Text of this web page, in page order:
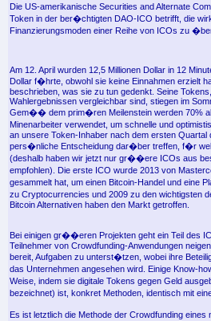
Die US-amerikanische Securities and Alternate
Token in der ber�chtigten DAO-ICO betrifft, die
Finanzierungsmoden einer Reihe von ICOs zu
Am 12. April wurden 12,5 Millionen Dollar in 12
Dollar f�hrte, obwohl sie keine Einnahmen erzielt
beschrieben, was sie zu tun gedenkt. Seine
Wahlergebnissen vergleichbar sind, stiegen im
Gem�� dem prim�ren Meilenstein werden 70%
Minenarbeiter verwendet, um schnelle und
an unsere Token-Inhaber nach dem ersten
pers�nliche Entscheidung dar�ber treffen, f�r
(deshalb haben wir jetzt nur gr��ere ICOs aus
empfohlen). Die erste ICO wurde 2013 von
gesammelt hat, um einen Bitcoin-Handel und eine
zu Cryptocurrencies und 2009 zu den wichtigsten
Bitcoin Alternativen haben den Markt getroffen.
Bei einigen gr��eren Projekten geht ein Teil des
Teilnehmer von Crowdfunding-Anwendungen
bereit, Aufgaben zu unterst�tzen, wobei ihre
das Unternehmen angesehen wird. Einige Know-
Weise, indem sie digitale Tokens gegen Geld
bezeichnet) ist, konkret Methoden, identisch mit
Es ist letztlich die Methode der Crowdfunding